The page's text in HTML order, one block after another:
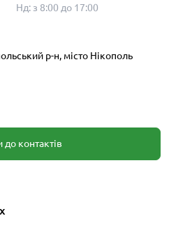
Нд: з 8:00 до 17:00
р-н, місто Нікополь
до контактів